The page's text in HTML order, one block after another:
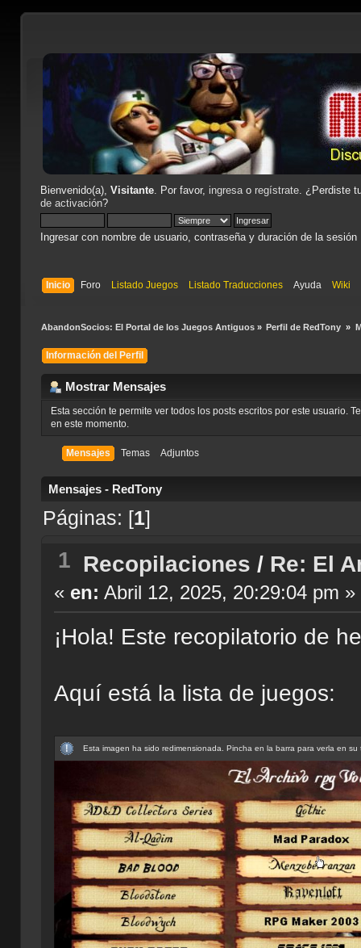
Bienvenido(a), Visitante. Por favor, ingresao regístrate. ¿Perdiste
de activación?
Ingresar con nombre de usuario, contraseña y duración de la sesión
Inicio Foro Listado Juegos Listado Traducciones Ayuda Wiki
AbandonSocios: El Portal de los Juegos Antiguos» Perfil de RedTony »
Información del Perfil
Mostrar Mensajes
Esta sección te permite ver todos los posts escritos por este usuario.
en este momento.
Mensajes Temas Adjuntos
Mensajes - RedTony
Páginas: [1]
1 Recopilaciones / Re: El
« en: Abril 12, 2025, 20:29:04 pm »
¡Hola! Este recopilatorio de
Aquí está la lista de juegos:
Esta imagen ha sido redimensionada. Pincha en la barra para verla en